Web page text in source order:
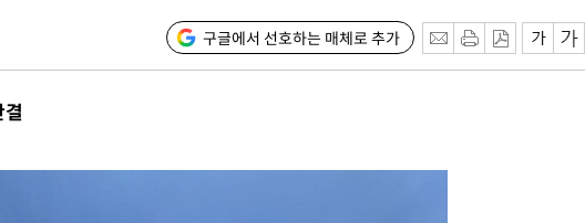
구글에서 선호하는 매체로 추가